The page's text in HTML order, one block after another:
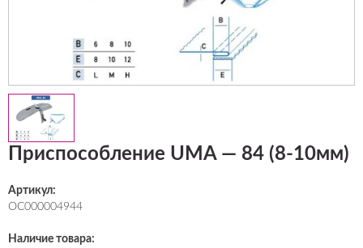
Приспособление UMA — 84 (8-10мм)
Артикул:
ОС000004944
Наличие товара: